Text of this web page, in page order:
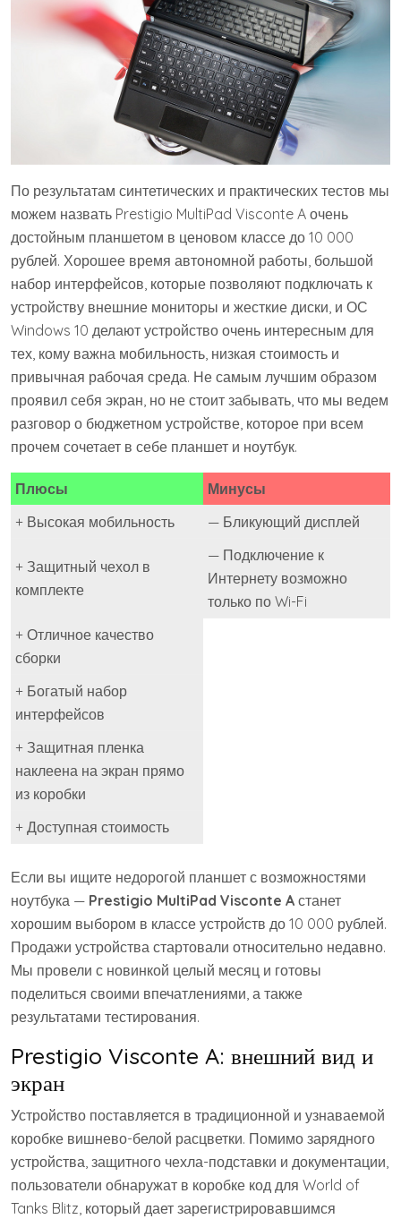
По результатам синтетических и практических тестов мы
можем назвать Prestigio MultiPad Visconte A очень
достойным планшетом в ценовом классе до 10 000
рублей. Хорошее время автономной работы, большой
набор интерфейсов, которые позволяют подключать к
устройству внешние мониторы и жесткие диски, и ОС
Windows 10 делают устройство очень интересным для
тех, кому важна мобильность, низкая стоимость и
привычная рабочая среда. Не самым лучшим образом
проявил себя экран, но не стоит забывать, что мы ведем
разговор о бюджетном устройстве, которое при всем
прочем сочетает в себе планшет и ноутбук.
Плюсы
Минусы
+ Высокая мобильность
— Бликующий дисплей
+ Защитный чехол в
комплекте
— Подключение к
Интернету возможно
только по Wi-Fi
+ Отличное качество
сборки
+ Богатый набор
интерфейсов
+ Защитная пленка
наклеена на экран прямо
из коробки
+ Доступная стоимость
Если вы ищите недорогой планшет с возможностями
ноутбука — Prestigio MultiPad Visconte A станет
хорошим выбором в классе устройств до 10 000 рублей.
Продажи устройства стартовали относительно недавно.
Мы провели с новинкой целый месяц и готовы
поделиться своими впечатлениями, а также
результатами тестирования.
Prestigio Visconte A: внешний вид и
экран
Устройство поставляется в традиционной и узнаваемой
коробке вишнево-белой расцветки. Помимо зарядного
устройства, защитного чехла-подставки и документации,
пользователи обнаружат в коробке код для World of
Tanks Blitz, который дает зарегистрировавшимся